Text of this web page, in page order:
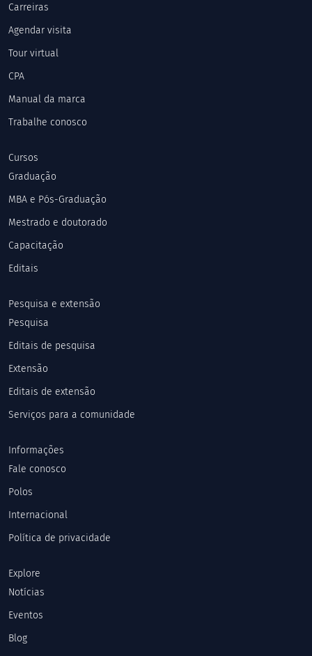
Carreiras
Agendar visita
Tour virtual
CPA
Manual da marca
Trabalhe conosco
Cursos
Graduação
MBA e Pós-Graduação
Mestrado e doutorado
Capacitação
Editais
Pesquisa e extensão
Pesquisa
Editais de pesquisa
Extensão
Editais de extensão
Serviços para a comunidade
Informações
Fale conosco
Polos
Internacional
Política de privacidade
Explore
Notícias
Eventos
Blog